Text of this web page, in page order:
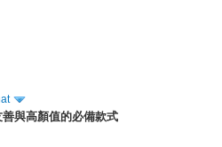
與高顏值的必備款式